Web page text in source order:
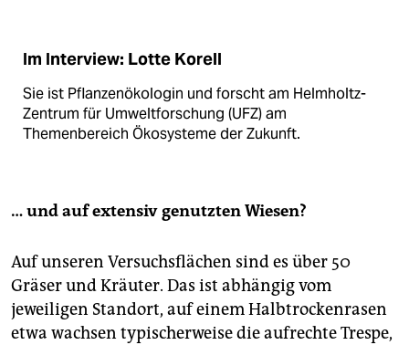
Im Interview: Lotte Korell
Sie ist Pflanzenökologin und forscht am Helmholtz-
Zentrum für Umweltforschung (UFZ) am
Themenbereich Ökosysteme der Zukunft.
… und auf extensiv genutzten Wiesen?
Auf unseren Versuchsflächen sind es über 50
Gräser und Kräuter. Das ist abhängig vom
jeweiligen Standort, auf einem Halbtrockenrasen
etwa wachsen typischerweise die aufrechte Trespe,